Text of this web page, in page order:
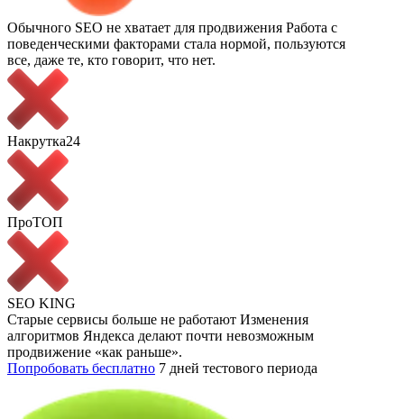
Обычного SEO не хватает для продвижения Работа с
поведенческими факторами стала нормой, пользуются
все, даже те, кто говорит, что нет.
Накрутка24
ПроТОП
SEO KING
Старые сервисы больше не работают Изменения
алгоритмов Яндекса делают почти невозможным
продвижение «как раньше».
Попробовать бесплатно 7 дней тестового периода